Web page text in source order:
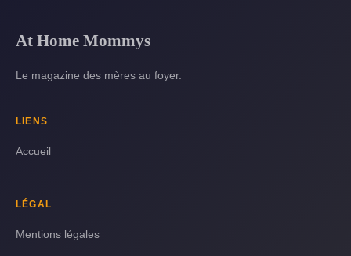
At Home Mommys
Le magazine des mères au foyer.
LIENS
Accueil
LÉGAL
Mentions légales